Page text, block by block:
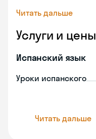
Читать дальше
Услуги и цены
Испанский язык
Уроки испанского
Читать дальше